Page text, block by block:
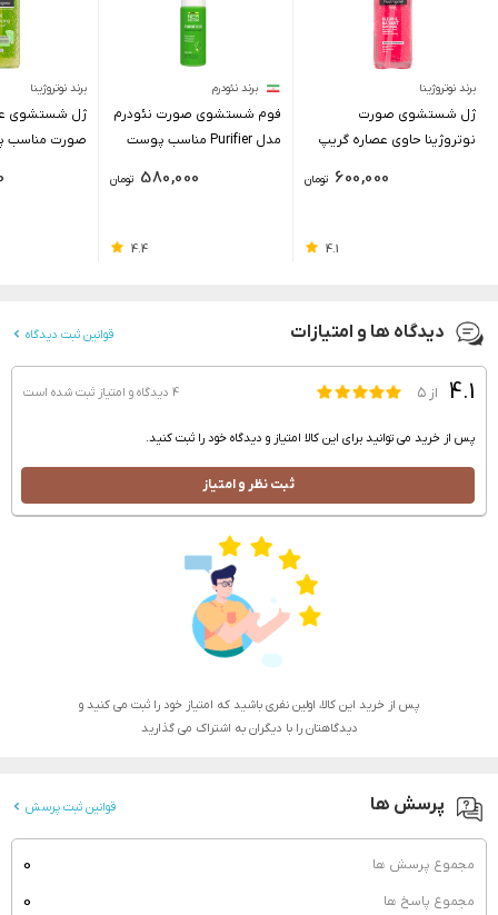
برند نوتروژینا
ژل شستشوی صورت
نوتروژینا حاوی عصاره گریپ
تومان 600,000
4.1
برند نئودرم
فوم شستشوی صورت نئودرم
مدل Purifier مناسب پوست
تومان 580,000
4.4
برند نوتروژینا
ژل شستشوی
صورت مناسب
دیدگاه ها و امتیازات قوانین ثبت دیدگاه
4.1 از ۵ 4 دیدگاه و امتیاز ثبت شده است
پس از خرید می توانید برای این کالا امتیاز و دیدگاه خود را ثبت کنید.
ثبت نظر و امتیاز
پس از خرید این کالا، اولین نفری باشید که امتیاز خود را ثبت می کنید و
دیدگاهتان را با دیگران به اشتراک می گذارید
پرسش ها قوانین ثبت پرسش
مجموع پرسش ها 0
مجموع پاسخ ها 0